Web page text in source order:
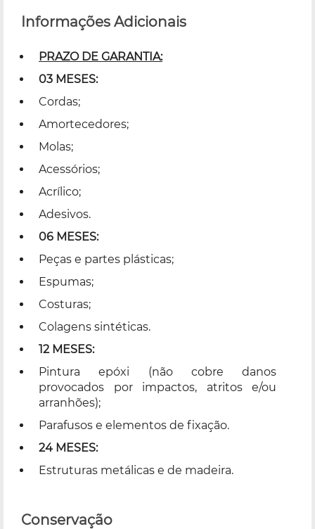
Informações Adicionais
PRAZO DE GARANTIA:
03 MESES:
Cordas;
Amortecedores;
Molas;
Acessórios;
Acrílico;
Adesivos.
06 MESES:
Peças e partes plásticas;
Espumas;
Costuras;
Colagens sintéticas.
12 MESES:
Pintura epóxi (não cobre danos
provocados por impactos, atritos e/ou
arranhões);
Parafusos e elementos de fixação.
24 MESES:
Estruturas metálicas e de madeira.
Conservação